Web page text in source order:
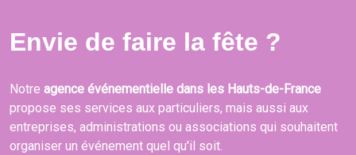
Envie de faire la fête ?
Notre agence événementielle dans les Hauts-de-France
propose ses services aux particuliers, mais aussi aux
entreprises, administrations ou associations qui souhaitent
organiser un événement quel qu'il soit.